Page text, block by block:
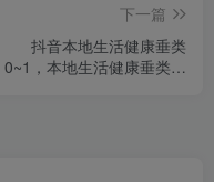
下一篇
抖音本地生活健康垂类
0~1，​本地生活健康垂类实